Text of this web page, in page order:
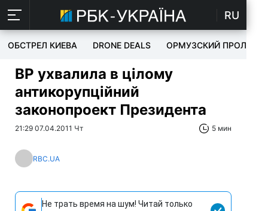
RU
ОБСТРЕЛ КИЕВА DRONE DEALS ОРМУЗСКИЙ ПРОЛИВ
ВР ухвалила в цілому
антикорупційний
законопроект Президента
21:29 07.04.2011 Чт 5 мин
RBC.UA
Не трать время на шум! Читай только